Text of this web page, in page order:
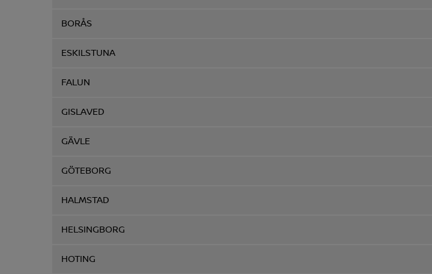
BORÅS
ESKILSTUNA
FALUN
GISLAVED
GÄVLE
GÖTEBORG
HALMSTAD
HELSINGBORG
HOTING